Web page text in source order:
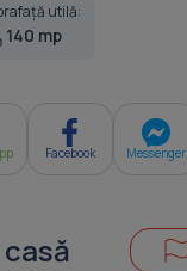
utilă:
140 mp
Facebook Messenger